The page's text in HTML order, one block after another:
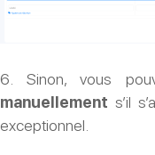
6. Sinon, vous
manuellement s’il
exceptionnel.